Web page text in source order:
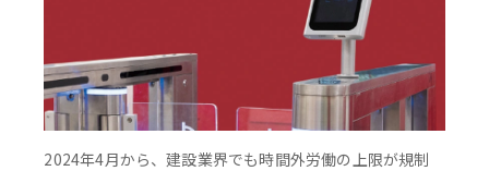
2024年4月から、建設業界でも時間外労働の上限が規制